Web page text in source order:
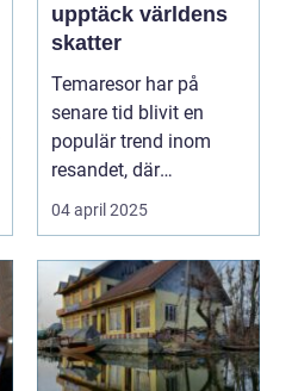
upptäck världens
skatter
Temaresor har på
senare tid blivit en
populär trend inom
resandet, där
resenäre...
04 april 2025